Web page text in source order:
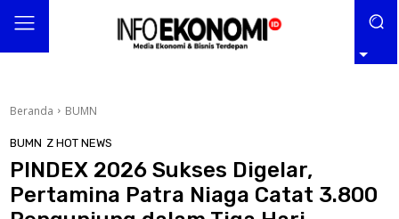
Beranda BUMN
BUMN Z HOT NEWS
PINDEX 2026 Sukses Digelar,
Pertamina Patra Niaga Catat 3.800